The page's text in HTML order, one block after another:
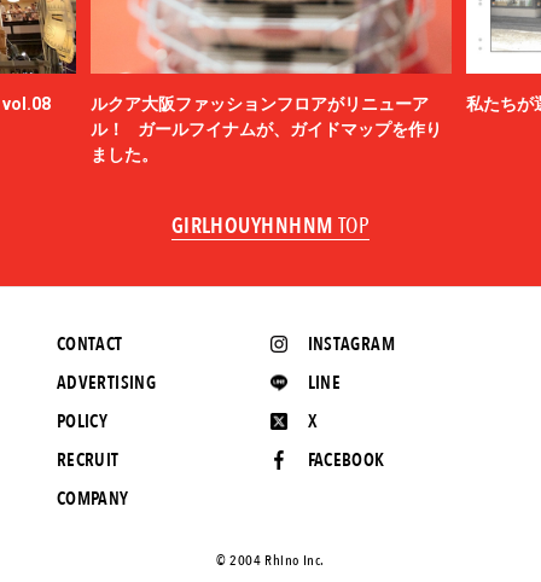
vol.08
ルクア大阪ファッションフロアがリニューア
ル！ ガールフイナムが、ガイドマップを作り
ました。
私たちが
GIRLHOUYHNHNM TOP
INSTAGRAM
LINE
X
FACEBOOK
CONTACT
ADVERTISING
POLICY
RECRUIT
COMPANY
©️ 2004 Rhino Inc.